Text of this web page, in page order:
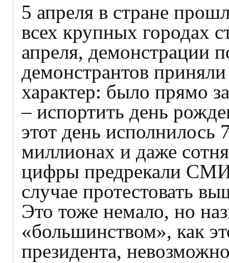
5 апреля в стране
всех крупных городах
апреля, демонстрации
демонстрантов
характер: было прямо
– испортить день
этот день исполнилось
миллионах и даже
цифры предрекали
случае протестовать
Это тоже немало, но
«большинством», как
президента,